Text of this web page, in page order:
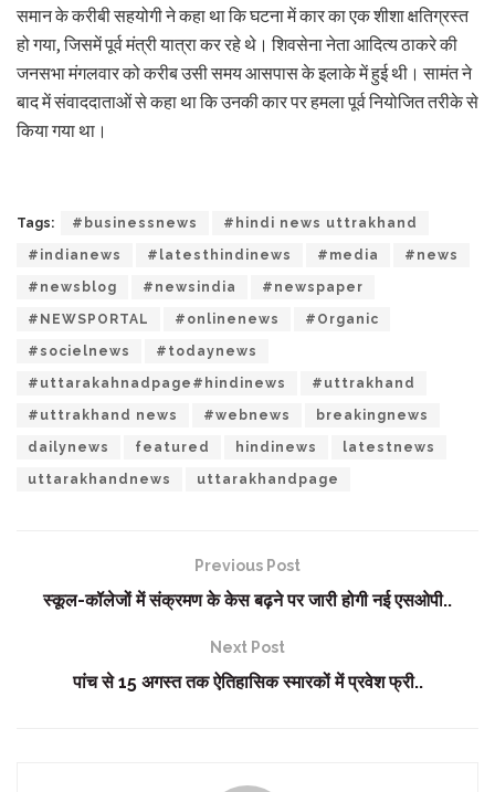
समान के करीबी सहयोगी ने कहा था कि घटना में कार का एक शीशा क्षतिग्रस्त
हो गया, जिसमें पूर्व मंत्री यात्रा कर रहे थे। शिवसेना नेता आदित्य ठाकरे की
जनसभा मंगलवार को करीब उसी समय आसपास के इलाके में हुई थी। सामंत ने
बाद में संवाददाताओं से कहा था कि उनकी कार पर हमला पूर्व नियोजित तरीके से
किया गया था।
Tags: #businessnews #hindi news uttrakhand
#indianews #latesthindinews #media #news
#newsblog #newsindia #newspaper
#NEWSPORTAL #onlinenews #Organic
#socielnews #todaynews
#uttarakahnadpage#hindinews #uttrakhand
#uttrakhand news #webnews breakingnews
dailynews featured hindinews latestnews
uttarakhandnews uttarakhandpage
Previous Post
स्कूल-कॉलेजों में संक्रमण के केस बढ़ने पर जारी होगी नई एसओपी..
Next Post
पांच से 15 अगस्त तक ऐतिहासिक स्मारकों में प्रवेश फ्री..